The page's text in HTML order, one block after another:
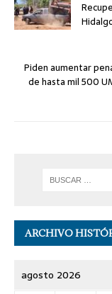
Piden aumentar
de hasta mil 500
ARCHIVO
agosto 2026